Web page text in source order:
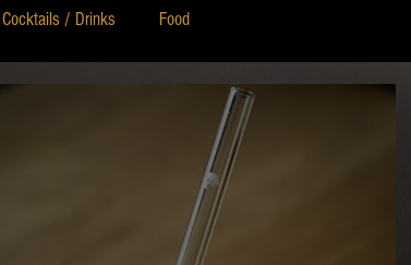
Cocktails / Drinks Food